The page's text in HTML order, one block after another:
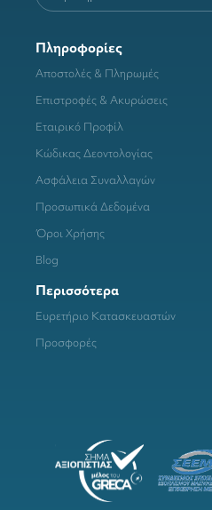
Πληροφορίες
Αποστολές & Πληρωμές
Επιστροφές & Ακυρώσεις
Εταιρικό Προφίλ
Κώδικας Δεοντολογίας
Ασφάλεια Συναλλαγών
Προσωπικά Δεδομένα
Όροι Χρήσης
Blog
Περισσότερα
Ευρετήριο Κατασκευαστών
Προσφορές